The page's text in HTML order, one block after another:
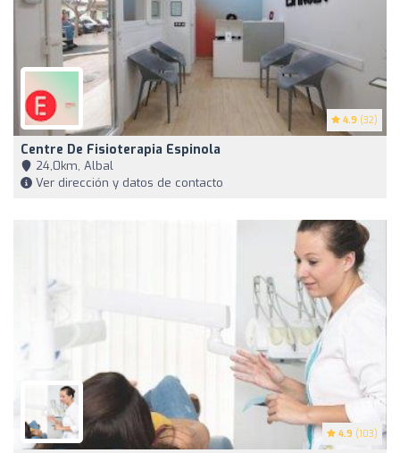
4.9 (32)
Centre De Fisioterapia Espinola
24,0km, Albal
Ver dirección y datos de contacto
4.9 (103)